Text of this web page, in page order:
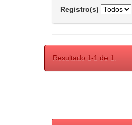
Registro(s)
Resultado 1-1 de 1.